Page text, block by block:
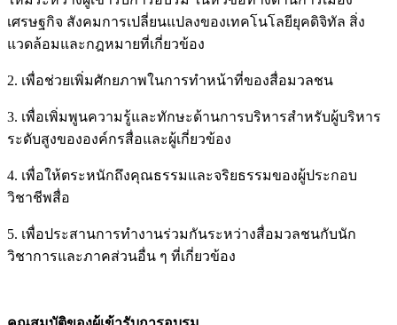
เศรษฐกิจ สังคมการเปลี่ยนแปลงของเทคโนโลยียุคดิจิทัล สิ่ง
แวดล้อมและกฎหมายที่เกี่ยวข้อง
2. เพื่อช่วยเพิ่มศักยภาพในการทำหน้าที่ของสื่อมวลชน
3. เพื่อเพิ่มพูนความรู้และทักษะด้านการบริหารสำหรับผู้บริหาร
ระดับสูงขององค์กรสื่อและผู้เกี่ยวข้อง
4. เพื่อให้ตระหนักถึงคุณธรรมและจริยธรรมของผู้ประกอบ
วิชาชีพสื่อ
5. เพื่อประสานการทำงานร่วมกันระหว่างสื่อมวลชนกับนัก
วิชาการและภาคส่วนอื่น ๆ ที่เกี่ยวข้อง